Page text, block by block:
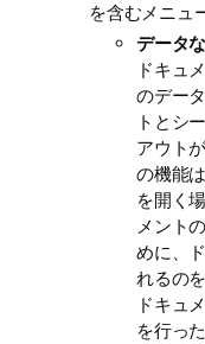
を含むメニュ
データ
ドキュ
のデー
トとシ
アウト
の機能
を開く
メント
めに、
れるの
ドキュ
を行っ